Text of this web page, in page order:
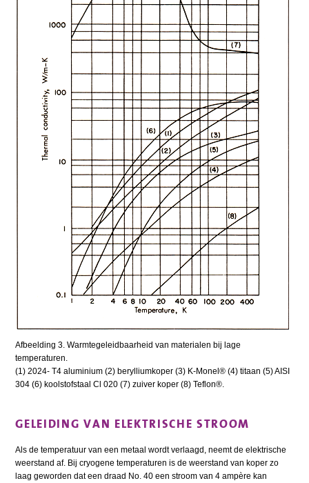
Afbeelding 3. Warmtegeleidbaarheid van materialen bij lage
temperaturen.
(1) 2024- T4 aluminium (2) berylliumkoper (3) K-Monel® (4) titaan (5) AISI
304 (6) koolstofstaal Cl 020 (7) zuiver koper (8) Teflon®.
GELEIDING VAN ELEKTRISCHE STROOM
Als de temperatuur van een metaal wordt verlaagd, neemt de elektrische
weerstand af. Bij cryogene temperaturen is de weerstand van koper zo
laag geworden dat een draad No. 40 een stroom van 4 ampère kan